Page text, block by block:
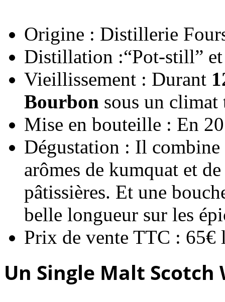
Origine : Distillerie
Distillation :“Pot-still” et
Vieillissement : Durant
Bourbon sous un
Mise en bouteille : En
Dégustation : Il combine
arômes de kumquat et
pâtissières. Et une
belle longueur sur les
Prix de vente TTC : 65€
Un Single Malt Scotch